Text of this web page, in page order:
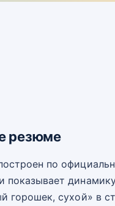
резюме
по
показывает
горошек, сухой» в